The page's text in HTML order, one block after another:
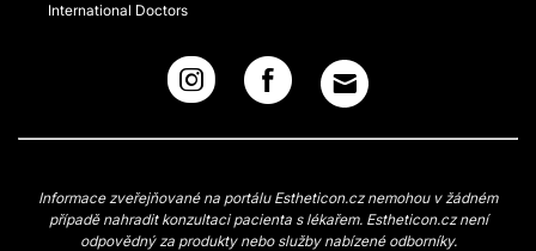
International Doctors
Informace zveřejňované na portálu Estheticon.cz nemohou v žádném
případě nahradit konzultaci pacienta s lékařem. Estheticon.cz není
odpovědný za produkty nebo služby nabízené odborníky.